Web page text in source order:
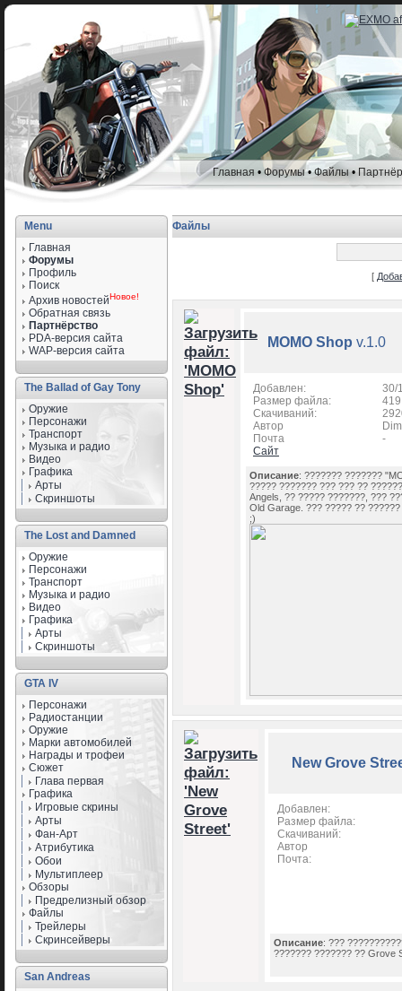
Главная • Форумы•Файлы•
Menu
Главная
Форумы
Профиль
Поиск
Архив новостейНовое!
Обратная связь
Партнёрство
PDA-версия сайта
WAP-версия сайта
The Ballad of Gay Tony
Оружие
Персонажи
Транспорт
Музыка и радио
Видео
Графика
Арты
Скриншоты
The Lost and Damned
Оружие
Персонажи
Транспорт
Музыка и радио
Видео
Графика
Арты
Скриншоты
GTA IV
Персонажи
Радиостанции
Оружие
Марки автомобилей
Награды и трофеи
Сюжет
Глава первая
Графика
Игровые скрины
Арты
Фан-Арт
Атрибутика
Обои
Мультиплеер
Обзоры
Предрелизный обзор
Файлы
Трейлеры
Скринсейверы
San Andreas
Файлы
[
MOMO Shop v.1.0
Добавлен:
Размер файла:
Скачиваний:
Автор
Почта
Сайт
30/
-
Описание: ??????? ???????
????? ??????? ??? ??? ??
Angels, ?? ????? ???????, ???
Old Garage. ??? ????? ??
;)
New Grove
Добавлен:
Размер файла:
Скачиваний:
Автор
Почта:
Описание: ???
??????? ??????? ?? Grove